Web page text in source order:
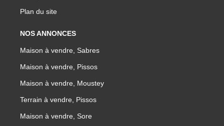
Plan du site
NOS ANNONCES
Maison à vendre, Sabres
Maison à vendre, Pissos
Maison à vendre, Moustey
Terrain à vendre, Pissos
Maison à vendre, Sore